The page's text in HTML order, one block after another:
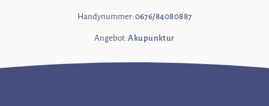
Handynummer:0676/84080887
Angebot:Akupunktur